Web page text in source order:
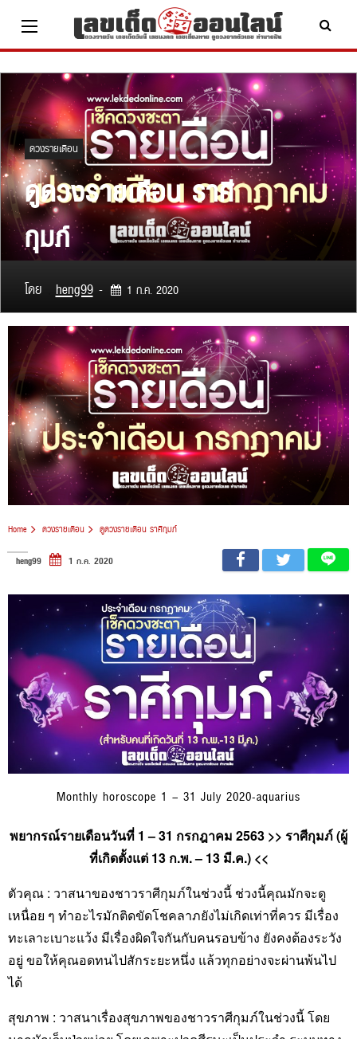
content
ดวงรายเดือน
ดูดวงรายเดือน ราศี
กุมภ์
โดย heng99 - 1 ก.ค. 2020
Home ดวงรายเดือน ดูดวงรายเดือน ราศีกุมภ์
heng99 1 ก.ค. 2020
พยากรณ์รายเดือนวันที่ 1 – 31 กรกฎาคม 2563 >> ราศีกุมภ์
(ผู้ที่เกิดตั้งแต่ 13 ก.พ. – 13 มี.ค.) <<
ตัวคุณ : วาสนาของชาวราศีกุมภ์ในช่วงนี้ ช่วงนี้คุณมักจะดู
เหนื่อย ๆ ทำอะไรมักติดขัดโชคลาภยังไม่เกิดเท่าที่ควร มี
เรื่องทะเลาะเบาะแว้ง มีเรื่องผิดใจกันกับคนรอบข้าง ยังคง
ต้องระวังอยู่ ขอให้คุณอดทนไปสักระยะหนึ่ง แล้วทุกอย่างจะ
ผ่านพ้นไปได้
สุขภาพ : วาสนาเรื่องสุขภาพของชาวราศีกุมภ์ในช่วงนี้ โดย
มากมักเจ็บป่วยบ่อย โดยเฉพาะปวดศีรษะเป็นประจำ ระบบ
x ปิดโฆษณา